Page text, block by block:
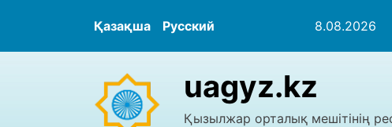
Қазақша Русский 8.08.2026
uagyz.kz
Қызылжар орталық мешітінің